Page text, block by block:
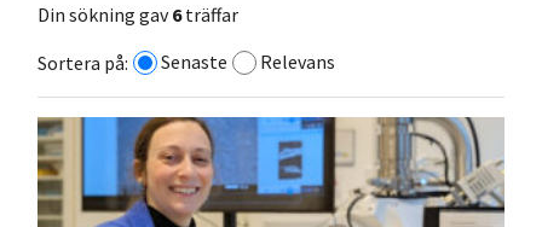
Din sökning gav6träffar
Sortera på:
Senaste Relevans